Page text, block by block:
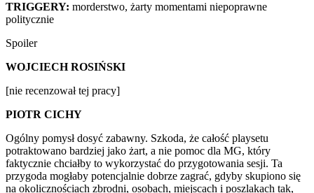
TRIGGERY: morderstwo, żarty momentami niepoprawne
politycznie
Spoiler
WOJCIECH ROSIŃSKI
[nie recenzował tej pracy]
PIOTR CICHY
Ogólny pomysł dosyć zabawny. Szkoda, że całość playsetu
potraktowano bardziej jako żart, a nie pomoc dla MG, który
faktycznie chciałby to wykorzystać do przygotowania sesji. Ta
przygoda mogłaby potencjalnie dobrze zagrać, gdyby skupiono się
na okolicznościach zbrodni, osobach, miejscach i poszlakach tak,